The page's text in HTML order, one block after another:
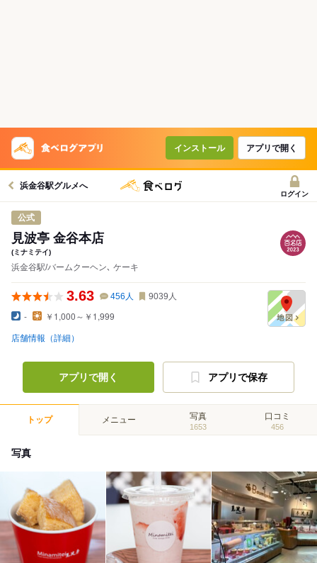
インストール アプリで開く
浜金谷駅グルメへ
ログイン
公式
見波亭 金谷本店
(ミナミテイ)
浜金谷駅/バームクーヘン､ ケーキ
3.63 456 人 9039 人
- ￥1,000～￥1,999
店舗情報（詳細）
アプリで開く アプリで保存
トップ メニュー 写真
1653
口コミ
456
写真